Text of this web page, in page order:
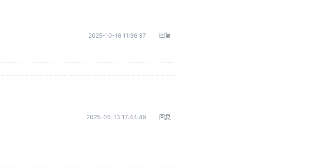
2025-10-16 11:36:37 回复
2025-05-13 17:44:49 回复